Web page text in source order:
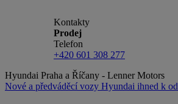
Kontakty
Prodej
Telefon
+420 601 308 277
Hyundai Praha a Říčany - Lenner Motors
Nové a předváděcí vozy Hyundai ihned k